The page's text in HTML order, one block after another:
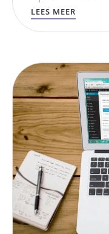
LEES MEER